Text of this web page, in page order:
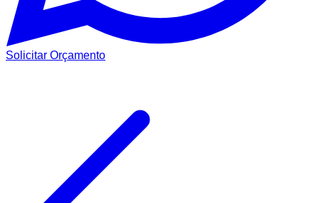
Solicitar Orçamento